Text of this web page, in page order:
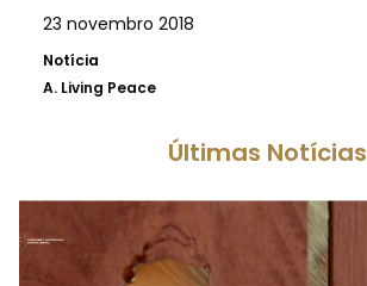
23 novembro 2018
Notícia
A. Living Peace
Últimas Notícias